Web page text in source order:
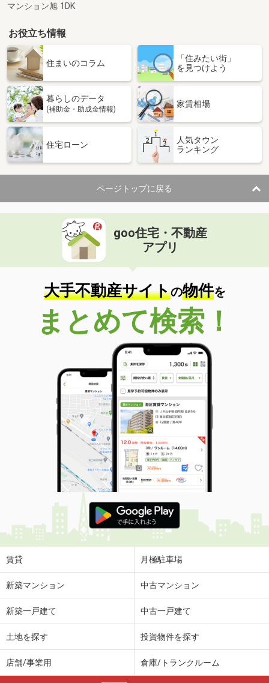
マンション旭 1DK
お役立ち情報
住まいのコラム
「住みたい街」
を見つけよう
暮らしのデータ
(補助金・助成金情報)
家賃相場
住宅ローン
人気タウン
ランキング
ページトップに戻る
goo住宅・不動産
アプリ
大手不動産サイトの物件を
まとめて検索！
賃貸 月極駐車場
新築マンション 中古マンション
新築一戸建て 中古一戸建て
土地を探す 投資物件を探す
店舗/事業用 倉庫/トランクルーム